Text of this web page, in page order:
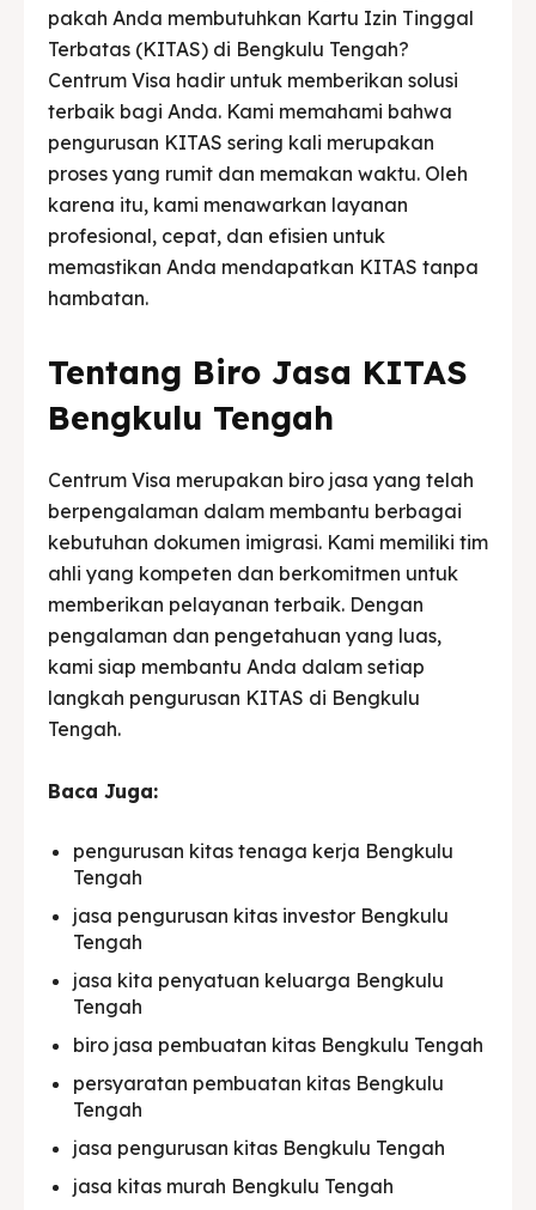
pakah Anda membutuhkan Kartu Izin Tinggal
Terbatas (KITAS) di Bengkulu Tengah?
Centrum Visa hadir untuk memberikan solusi
terbaik bagi Anda. Kami memahami bahwa
pengurusan KITAS sering kali merupakan
proses yang rumit dan memakan waktu. Oleh
karena itu, kami menawarkan layanan
profesional, cepat, dan efisien untuk
memastikan Anda mendapatkan KITAS tanpa
hambatan.
Tentang Biro Jasa KITAS
Bengkulu Tengah
Centrum Visa merupakan biro jasa yang telah
berpengalaman dalam membantu berbagai
kebutuhan dokumen imigrasi. Kami memiliki tim
ahli yang kompeten dan berkomitmen untuk
memberikan pelayanan terbaik. Dengan
pengalaman dan pengetahuan yang luas,
kami siap membantu Anda dalam setiap
langkah pengurusan KITAS di Bengkulu
Tengah.
Baca Juga:
pengurusan kitas tenaga kerja Bengkulu
Tengah
jasa pengurusan kitas investor Bengkulu
Tengah
jasa kita penyatuan keluarga Bengkulu
Tengah
biro jasa pembuatan kitas Bengkulu Tengah
persyaratan pembuatan kitas Bengkulu
Tengah
jasa pengurusan kitas Bengkulu Tengah
jasa kitas murah Bengkulu Tengah